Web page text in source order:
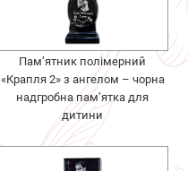
Пам’ятник полімерний
«Крапля 2» з ангелом – чорна
надгробна пам’ятка для
дитини